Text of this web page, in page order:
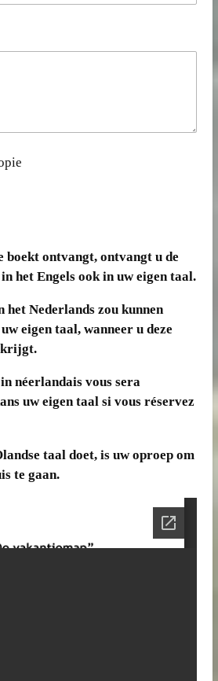
boekt ontvangt, ontvangt u de
het Engels ook in uw eigen taal.
het Nederlands zou kunnen
eigen taal, wanneer u deze
krijgt.
néerlandais vous sera
uw eigen taal si vous réservez
taal doet, is uw oproep om
te gaan.